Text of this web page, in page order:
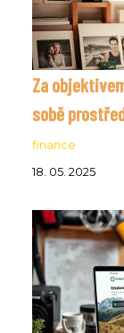
Za
sobě
finance
18. 05. 2025